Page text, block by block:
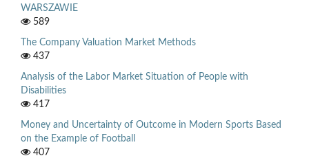
WARSZAWIE
589
The Company Valuation Market Methods
437
Analysis of the Labor Market Situation of People with
Disabilities
417
Money and Uncertainty of Outcome in Modern Sports Based
on the Example of Football
407